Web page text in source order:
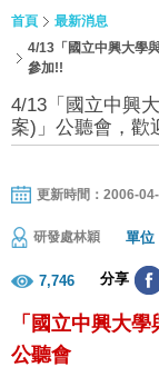
首頁
最新消息
4/13「國立中興大學
參加!!
4/13「國立中興
案)」公聽會，歡
更新時間：2006-
研發處林穎 單位
7,746 分享
「國立中興大
公聽會